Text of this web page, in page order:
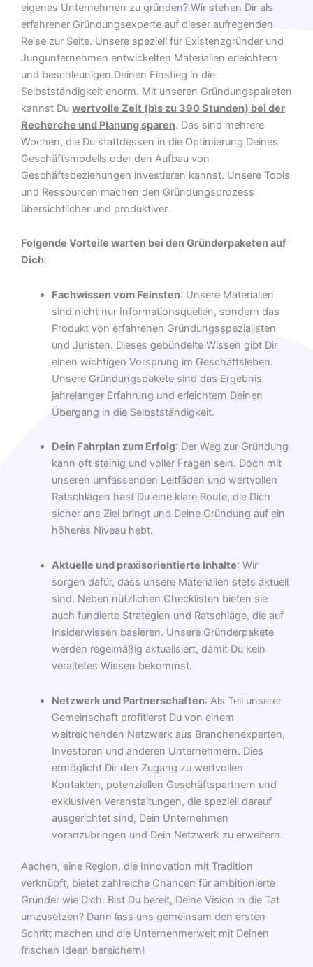
eigenes Unternehmen zu gründen? Wir stehen Dir als
erfahrener Gründungsexperte auf dieser aufregenden
Reise zur Seite. Unsere speziell für Existenzgründer und
Jungunternehmen entwickelten Materialien erleichtern
und beschleunigen Deinen Einstieg in die
Selbstständigkeit enorm. Mit unseren Gründungspaketen
kannst Du wertvolle Zeit (bis zu 390 Stunden) bei der
Recherche und Planung sparen. Das sind mehrere
Wochen, die Du stattdessen in die Optimierung Deines
Geschäftsmodells oder den Aufbau von
Geschäftsbeziehungen investieren kannst. Unsere Tools
und Ressourcen machen den Gründungsprozess
übersichtlicher und produktiver.
Folgende Vorteile warten bei den Gründerpaketen auf
Dich:
Fachwissen vom Feinsten: Unsere Materialien
sind nicht nur Informationsquellen, sondern das
Produkt von erfahrenen Gründungsspezialisten
und Juristen. Dieses gebündelte Wissen gibt Dir
einen wichtigen Vorsprung im Geschäftsleben.
Unsere Gründungspakete sind das Ergebnis
jahrelanger Erfahrung und erleichtern Deinen
Übergang in die Selbstständigkeit.
Dein Fahrplan zum Erfolg: Der Weg zur Gründung
kann oft steinig und voller Fragen sein. Doch mit
unseren umfassenden Leitfäden und wertvollen
Ratschlägen hast Du eine klare Route, die Dich
sicher ans Ziel bringt und Deine Gründung auf ein
höheres Niveau hebt.
Aktuelle und praxisorientierte Inhalte: Wir
sorgen dafür, dass unsere Materialien stets aktuell
sind. Neben nützlichen Checklisten bieten sie
auch fundierte Strategien und Ratschläge, die auf
Insiderwissen basieren. Unsere Gründerpakete
werden regelmäßig aktualisiert, damit Du kein
veraltetes Wissen bekommst.
Netzwerk und Partnerschaften: Als Teil unserer
Gemeinschaft profitierst Du von einem
weitreichenden Netzwerk aus Branchenexperten,
Investoren und anderen Unternehmern. Dies
ermöglicht Dir den Zugang zu wertvollen
Kontakten, potenziellen Geschäftspartnern und
exklusiven Veranstaltungen, die speziell darauf
ausgerichtet sind, Dein Unternehmen
voranzubringen und Dein Netzwerk zu erweitern.
Aachen, eine Region, die Innovation mit Tradition
verknüpft, bietet zahlreiche Chancen für ambitionierte
Gründer wie Dich. Bist Du bereit, Deine Vision in die Tat
umzusetzen? Dann lass uns gemeinsam den ersten
Schritt machen und die Unternehmerwelt mit Deinen
frischen Ideen bereichern!